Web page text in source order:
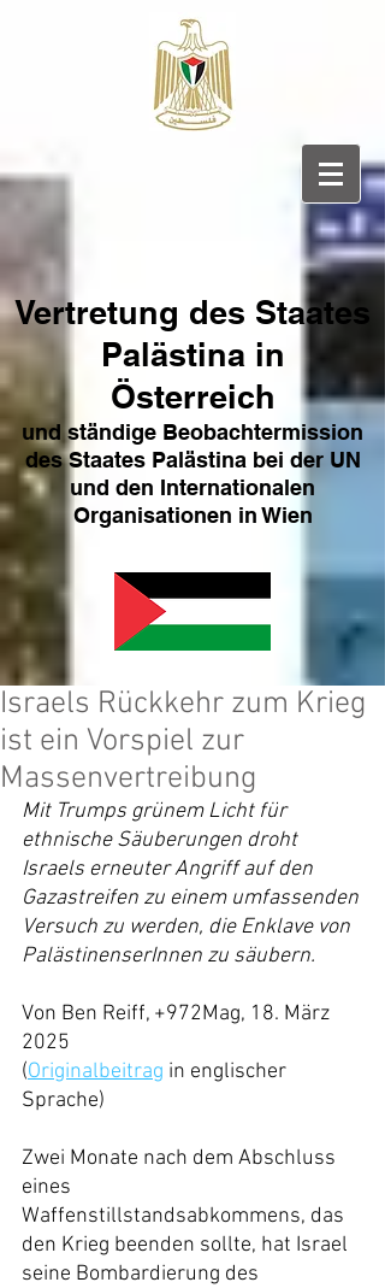
Vertretung des Staates
Palästina in
Österreich
und ständige Beobachtermission
des Staates Palästina bei der UN
und den Internationalen
Organisationen in Wien
Israels Rückkehr zum Krieg
ist ein Vorspiel zur
Massenvertreibung
Mit Trumps grünem Licht für
ethnische Säuberungen droht
Israels erneuter Angriff auf den
Gazastreifen zu einem umfassenden
Versuch zu werden, die Enklave von
PalästinenserInnen zu säubern.
Von Ben Reiff, +972Mag, 18. März
2025
(Originalbeitrag in englischer
Sprache)
Zwei Monate nach dem Abschluss
eines
Waffenstillstandsabkommens, das
den Krieg beenden sollte, hat Israel
seine Bombardierung des